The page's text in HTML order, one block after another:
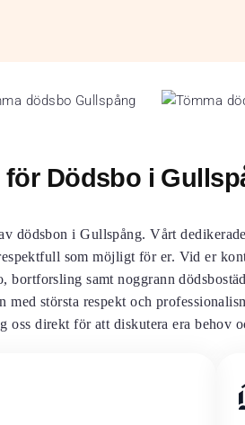
Dödsbo i
dödsbon i Gullspång. Vårt
som möjligt för er. Vid er
samt noggrann
största respekt och
direkt för att diskutera era behov